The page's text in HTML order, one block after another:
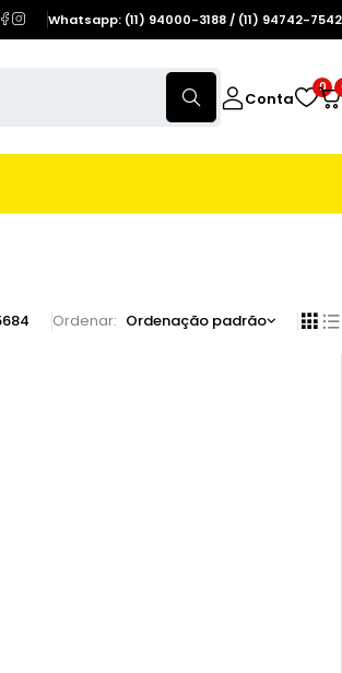
Whatsapp: (11) 94000-3188 / (11) 94742-7542
Conta
0
84 Ordenar Ordenação padrão